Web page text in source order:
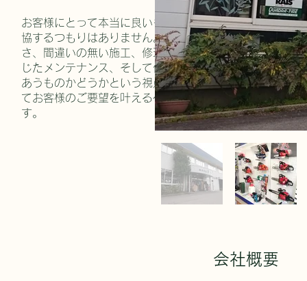
お客様にとって本当に良いものを提供するため、妥
協するつもりはありません。品物の品質、使い易
さ、間違いの無い施工、修理の即時対応、必要に応
じたメンテナンス、そして何よりもお客様の要望に
あうものかどうかという視点。これら全てを吟味し
てお客様のご要望を叶えるべく全力で努力していま
す。
会社概要